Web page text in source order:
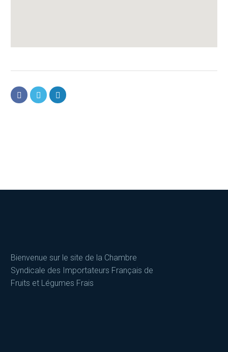
Bienvenue sur le site de la Chambre
Syndicale des Importateurs Français de
Fruits et Légumes Frais